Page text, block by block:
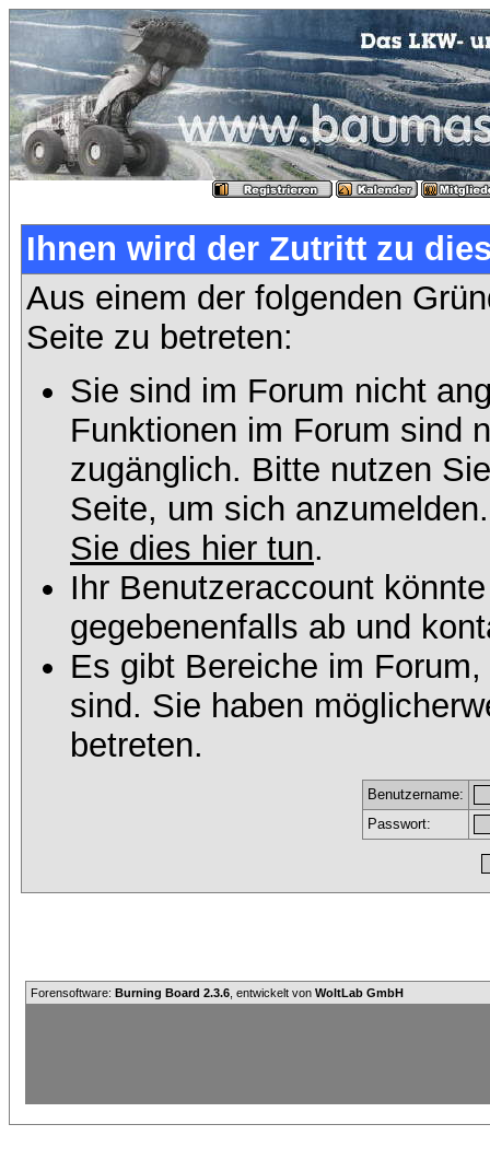
Ihnen wird der Zutritt zu
Aus einem der folgenden
Seite zu betreten:
Sie sind im Forum nicht
Funktionen im Forum sind
zugänglich. Bitte nutzen
Seite, um sich
Sie dies hier tun.
Ihr Benutzeraccount
gegebenenfalls ab und
Es gibt Bereiche im
sind. Sie haben
betreten.
Benutzername:
Passwort:
Forensoftware: Burning Board 2.3.6 , entwickelt von WoltLab GmbH